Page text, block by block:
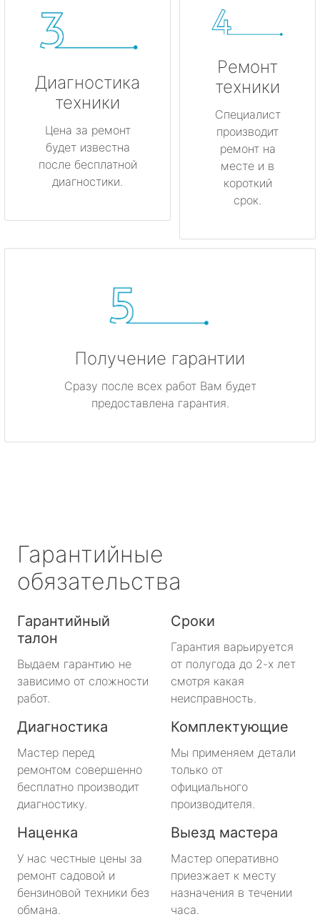
Диагностика
техники
Цена за ремонт
будет известна
после бесплатной
диагностики.
Ремонт
техники
Специалист
производит
ремонт на
месте и в
короткий
срок.
Получение гарантии
Сразу после всех работ Вам будет
предоставлена гарантия.
Гарантийные
обязательства
Гарантийный
талон
Выдаем гарантию не
зависимо от сложности
работ.
Сроки
Гарантия варьируется
от полугода до 2-х лет
смотря какая
неисправность.
Диагностика
Мастер перед
ремонтом совершенно
бесплатно производит
диагностику.
Комплектующие
Мы применяем детали
только от
официального
производителя.
Наценка
У нас честные цены за
ремонт садовой и
бензиновой техники без
обмана.
Выезд мастера
Мастер оперативно
приезжает к месту
назначения в течении
часа.